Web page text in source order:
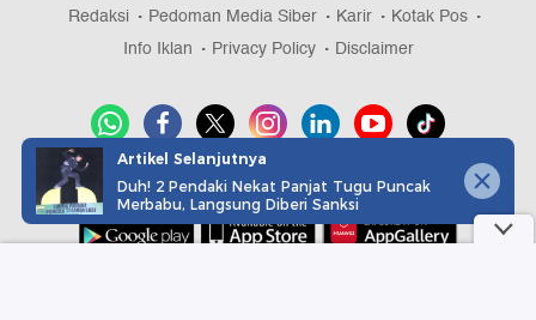
Redaksi Pedoman Media Siber Karir
Kotak Pos
Info Iklan
Privacy Policy Disclaimer
Download aplikasi detikcom
Artikel Selanjutnya
Duh! 2 Pendaki Nekat Panjat Tugu Puncak
Merbabu, Langsung Diberi Sanksi